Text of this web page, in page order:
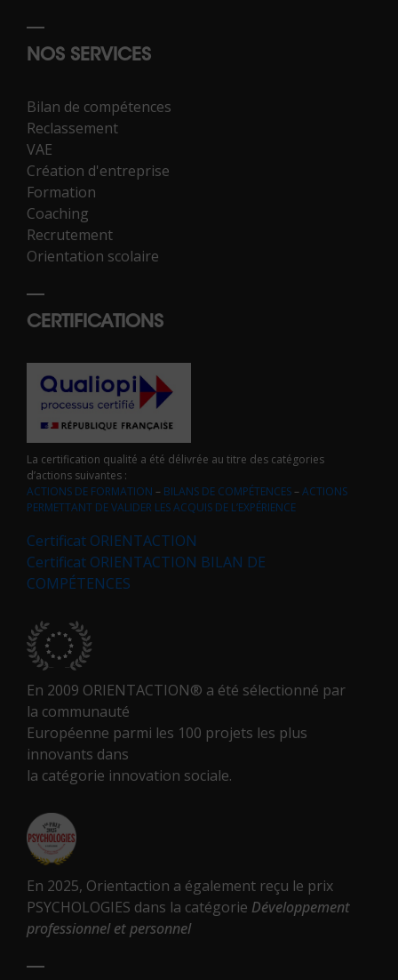
NOS SERVICES
Bilan de compétences
Reclassement
VAE
Création d'entreprise
Formation
Coaching
Recrutement
Orientation scolaire
CERTIFICATIONS
La certification qualité a été délivrée au titre des catégories
d’actions suivantes :
ACTIONS DE FORMATION – BILANS DE COMPÉTENCES–ACTIONS
PERMETTANT DE VALIDER LES ACQUIS DE L’EXPÉRIENCE
Certificat ORIENTACTION
Certificat ORIENTACTION BILAN DE
COMPÉTENCES
En 2009 ORIENTACTION® a été sélectionné par
la communauté
Européenne parmi les 100 projets les plus
innovants dans
la catégorie innovation sociale.
En 2025, Orientaction a également reçu le prix
PSYCHOLOGIES dans la catégorie Développement
professionnel et personnel